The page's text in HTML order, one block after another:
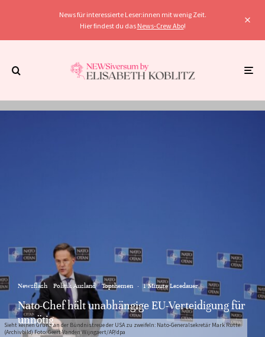
News für interessierte Leser:innen mit wenig Zeit.
Hier findest du das News-Crew Abo!
Sieht keinen Grund an der Bündnistreue der USA zu zweifeln: Nato-Generalsekretär Mark Rutte.
(Archivbild) Foto: Geert Vanden Wijngaert/AP/dpa
Newsflash Politik Ausland Topthemen · 1 Minute Lesedauer
Nato-Chef hält unabhängige EU-Verteidigung für
unnötig